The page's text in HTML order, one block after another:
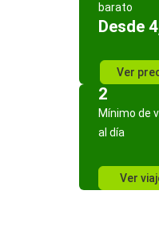
barato
Desde
Ver
2
Mínimo de
al día
Ver